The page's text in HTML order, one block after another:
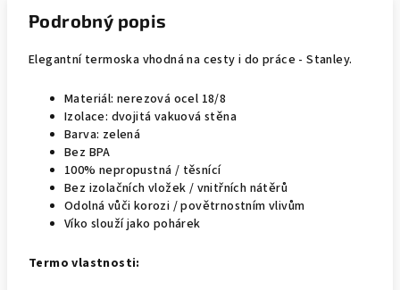
Podrobný popis
Elegantní termoska vhodná na cesty i do práce - Stanley.
Materiál: nerezová ocel 18/8
Izolace: dvojitá vakuová stěna
Barva: zelená
Bez BPA
100% nepropustná / těsnící
Bez izolačních vložek / vnitřních nátěrů
Odolná vůči korozi / povětrnostním vlivům
Víko slouží jako pohárek
Termo vlastnosti: